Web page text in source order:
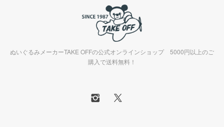
ぬいぐるみメーカーTAKE OFFの公式オンラインショップ 5000円以上のご
購入で送料無料！